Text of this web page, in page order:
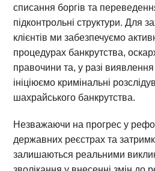
списання боргів та
підконтрольні структури. Для
клієнтів ми забезпечуємо
процедурах банкрутства,
правочини та, у разі виявлення
ініціюємо кримінальні
шахрайського банкрутства.
Незважаючи на прогрес у
державних реєстрах та
залишаються реальними